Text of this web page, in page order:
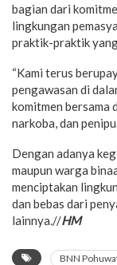
bagian dari
lingkungan
praktik-praktik
“Kami terus
pengawasan di
komitmen bersama
narkoba, dan
Dengan adanya
maupun warga
menciptakan
dan bebas dari
lainnya.//HM
BNN